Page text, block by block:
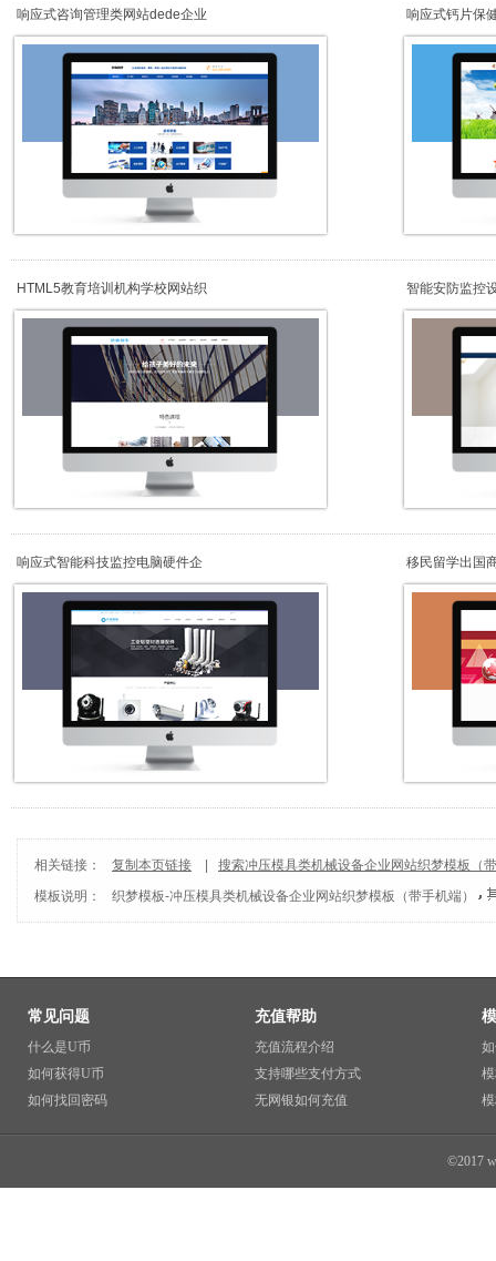
响应式咨询管理类网站dede企业 响应式钙片保
HTML5教育培训机构学校网站织 智能安防监控
响应式智能科技监控电脑硬件企 移民留学出国
相关链接： 复制本页链接
搜索冲压模具类机械设备企业网站织梦模板（
模板说明：
织梦模板-冲压模具类机械设备企业网站织梦模板（带手机端）
常见问题
什么是U币
如何获得U币
如何找回密码
充值帮助
充值流程介绍
支持哪些支付方式
无网银如何充值
©2017